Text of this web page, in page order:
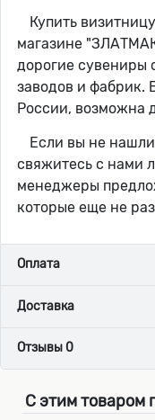
Купить
магазине
дорогие сувениры
заводов и фабрик.
России, возможна
Если вы не
свяжитесь с нами
менеджеры
которые еще не
Оплата
Доставка
Отзывы 0
С этим товаром